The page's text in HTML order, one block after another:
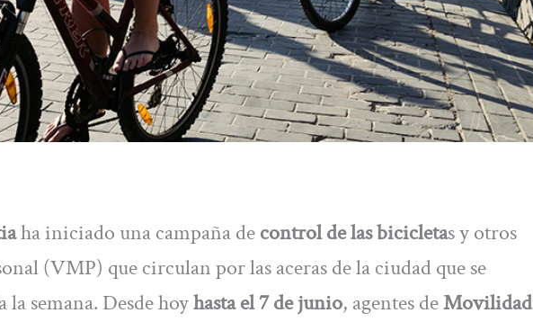
ha iniciado una campaña decontrol de las bicicletas y otros
(VMP) que circulan por las aceras de la ciudad que se
semana. Desde hoyhasta el 7 de junio, agentes deMovilidad